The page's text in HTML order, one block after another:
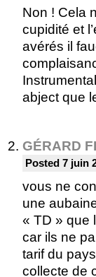
Non ! Cela
cupidité et
avérés il
abject que
GÉRARD
Posted 7 juin
vous ne
une
« TD » que
car ils ne
tarif du
collecte de